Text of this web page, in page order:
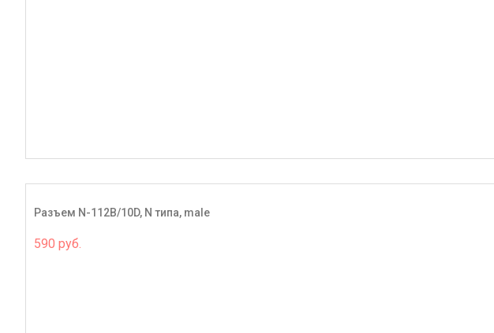
Разъем N-112B/10D, N типа, male
590 руб.